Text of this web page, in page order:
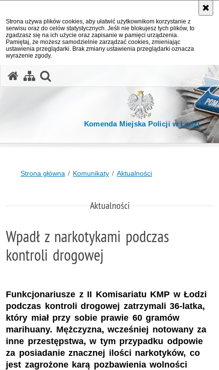
Strona używa plików cookies, aby ułatwić użytkownikom korzystanie z
serwisu oraz do celów statystycznych. Jeśli nie blokujesz tych plików, to
zgadzasz się na ich użycie oraz zapisanie w pamięci urządzenia.
Pamiętaj, że możesz samodzielnie zarządzać cookies, zmieniając
ustawienia przeglądarki. Brak zmiany ustawienia przeglądarki oznacza
wyrażenie zgody.
Komenda Miejska Policji w Łodzi
Strona główna Komunikaty Aktualności
Aktualności
Wpadł z narkotykami podczas
kontroli drogowej
Funkcjonariusze z II Komisariatu KMP w Łodzi
podczas kontroli drogowej zatrzymali 36-latka,
który miał przy sobie prawie 60 gramów
marihuany. Mężczyzna, wcześniej notowany za
inne przestępstwa, w tym przypadku odpowie
za posiadanie znacznej ilości narkotyków, co
jest zagrożone karą pozbawienia wolności